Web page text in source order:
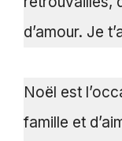
d’amour. Je
Noël est
famille et